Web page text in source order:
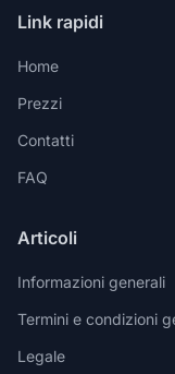
Link rapidi
Home
Prezzi
Contatti
FAQ
Articoli
Informazioni generali
Termini e condizioni
Legale